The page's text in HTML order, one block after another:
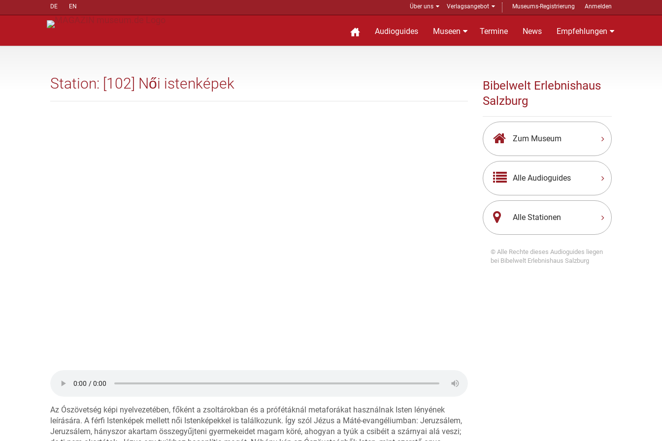
DE EN Über uns Verlagsangebot Museums-Registrierung Anmelden
Audioguides Museen Termine News Empfehlungen
Station: [102] Női istenképek
Az Ószövetség képi nyelvezetében, főként a zsoltárokban és a prófétáknál metaforákat használnak Isten lényének
leírására. A férfi Istenképek mellett női Istenképekkel is találkozunk. Így szól Jézus a Máté-evangéliumban: Jeruzsálem,
Jeruzsálem, hányszor akartam összegyűjteni gyermekeidet magam köré, ahogyan a tyúk a csibéit a szárnyai alá veszi;
Bibelwelt Erlebnishaus
Salzburg
Zum Museum
Alle Audioguides
Alle Stationen
© Alle Rechte dieses Audioguides liegen
bei Bibelwelt Erlebnishaus Salzburg